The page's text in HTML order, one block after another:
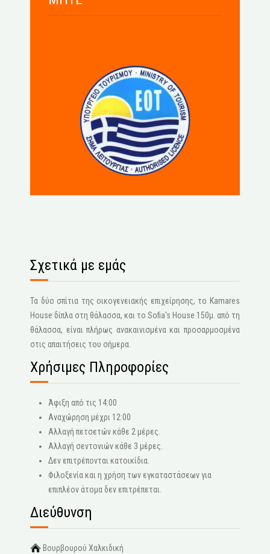
Σχετικά με εμάς
Τα δύο σπίτια της οικογενειακής επιχείρησης, το Kamares
House δίπλα στη θάλασσα, και το Sofia's House 150μ. από τη
θάλασσα, είναι πλήρως ανακαινισμένα και προσαρμοσμένα
στις απαιτήσεις του σήμερα.
Χρήσιμες Πληροφορίες
Άφιξη από τις 14:00
Αναχώρηση μέχρι 12:00
Αλλαγή πετσετών κάθε 2 μέρες.
Αλλαγή σεντονιών κάθε 3 μέρες.
Δεν επιτρέπονται κατοικίδια.
Φιλοξενία και η χρήση των εγκαταστάσεων για
επιπλέον άτομα δεν επιτρέπεται.
Διεύθυνση
Βουρβουρού Χαλκιδική